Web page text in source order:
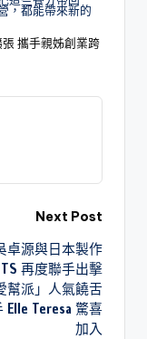
，都能帶來新的
攜手親姊創業跨
Next Post
卓源與日本製作
再度聯手出擊
幫派」人氣饒舌
Elle Teresa 驚喜
加入